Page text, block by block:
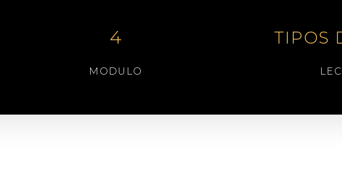
4
MODULO
TIPOS